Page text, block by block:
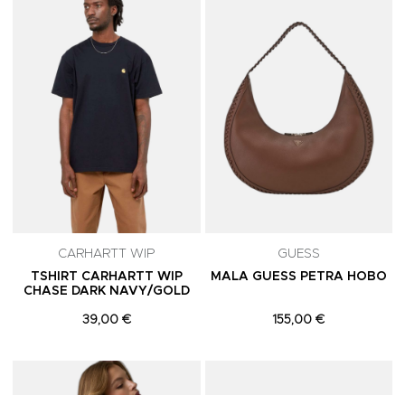
CARHARTT WIP
TSHIRT CARHARTT WIP
CHASE DARK NAVY/GOLD
39,00 €
GUESS
MALA GUESS PETRA HOBO
155,00 €